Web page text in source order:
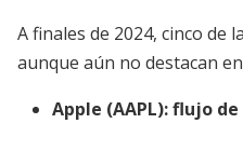
A finales de 2024, cinco de
aunque aún no destacan
Apple (AAPL):flujo de